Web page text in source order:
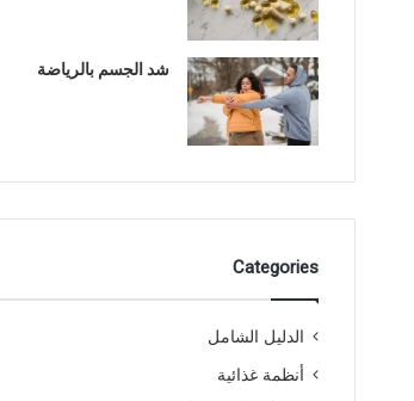
شد الجسم بالرياضة
Categories
الدليل الشامل
أنظمة غذائية